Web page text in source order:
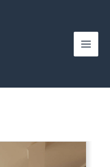
Main